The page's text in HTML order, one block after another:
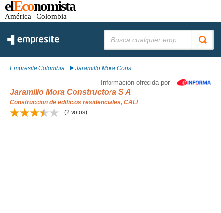
elEconomista
América | Colombia
Empresite Colombia Jaramillo Mora Cons...
Información ofrecida por
Jaramillo Mora Constructora S A
Construccion de edificios residenciales, CALI
(2 votos)